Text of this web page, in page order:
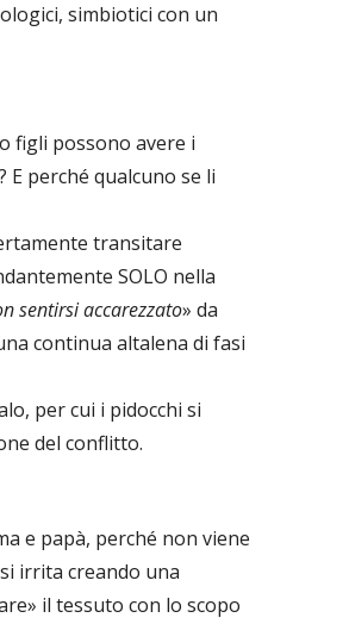
simbiotici con un
figli possono avere i
E perché qualcuno se li
transitare
SOLO nella
sentirsi accarezzato» da
continua altalena di fasi
per cui i pidocchi si
del conflitto.
e papà, perché non viene
irrita creando una
il tessuto con lo scopo